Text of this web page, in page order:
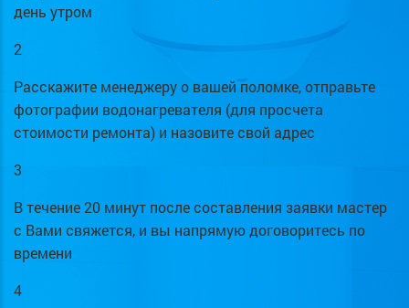
день утром
2
Расскажите менеджеру о вашей поломке, отправьте
фотографии водонагревателя (для просчета
стоимости ремонта) и назовите свой адрес
3
В течение 20 минут после составления заявки мастер
с Вами свяжется, и вы напрямую договоритесь по
времени
4